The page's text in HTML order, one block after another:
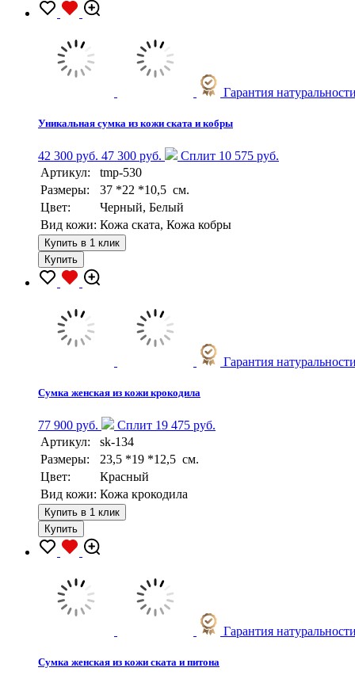
Гарантия
Уникальная сумка из кожи ската и кобры
42 300 руб. 47 300 руб.
Сплит 10 575 руб.
Артикул:
tmp-530
Размеры:
37 *22 *10,5 см.
Цвет:
Черный, Белый
Вид кожи: Кожа ската, Кожа кобры
Купить в 1 клик
Купить
Гарантия
Сумка женская из кожи крокодила
77 900 руб.
Сплит 19 475 руб.
Артикул:
sk-134
Размеры:
23,5 *19 *12,5 см.
Цвет:
Красный
Вид кожи: Кожа крокодила
Купить в 1 клик
Купить
Гарантия
Сумка женская из кожи ската и питона